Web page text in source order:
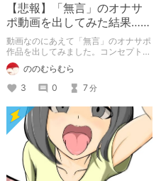
【悲報】「無言」のオナサ
ポ動画を出してみた結果……
動画なのにあえて「無言」のオナサポ
作品を出してみました。コンセプト通
りのものは作れたのですが、肝心の売
上がね……
ののむらむら
3
0 7分